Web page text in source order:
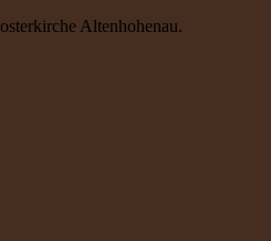
Altenhohenau.